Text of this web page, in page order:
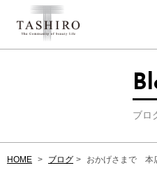
ブロ
HOME ブログ おかげさまで